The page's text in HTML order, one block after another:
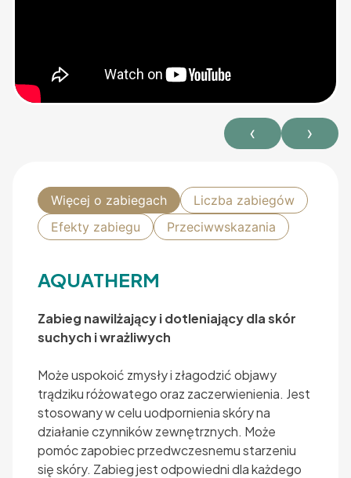
‹ ›
Więcej o zabiegach
Liczba zabiegów
Efekty zabiegu
Przeciwwskazania
AQUATHERM
Zabieg nawilżający i dotleniający dla skór
suchych i wrażliwych
Może uspokoić zmysły i złagodzić objawy
trądziku różowatego oraz zaczerwienienia. Jest
stosowany w celu uodpornienia skóry na
działanie czynników zewnętrznych. Może
pomóc zapobiec przedwczesnemu starzeniu
się skóry. Zabieg jest odpowiedni dla każdego